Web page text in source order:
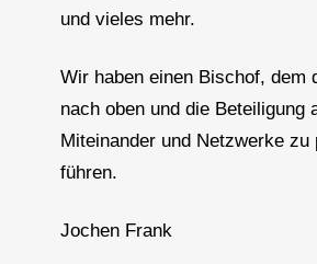
und vieles mehr.
Wir haben einen Bischof, dem
nach oben und die
Miteinander und Netzwerke
führen.
Jochen Frank